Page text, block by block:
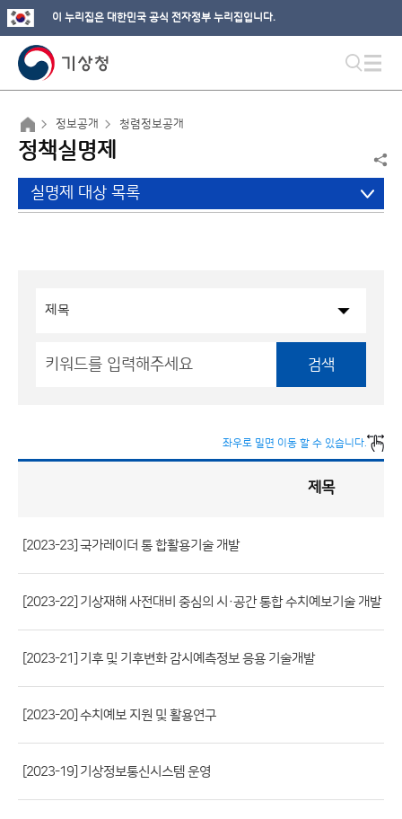
이 누리집은 대한민국 공식 전자정부 누리집입니다.
정보공개 청렴정보공개
정책실명제
실명제 대상 목록
검색
좌우로 밀면 이동 할 수 있습니다.
게
시
판
목
록
(번
호,
등
부
서,
첨
제목
[2023-23] 국가레이더 통 합활용기술 개발
[2023-22] 기상재해 사전대비 중심의 시·공간 통합 수치예보기술 개발
[2023-21] 기후 및 기후변화 감시예측정보 응용 기술개발
[2023-20] 수치예보 지원 및 활용연구
[2023-19] 기상정보통신시스템 운영